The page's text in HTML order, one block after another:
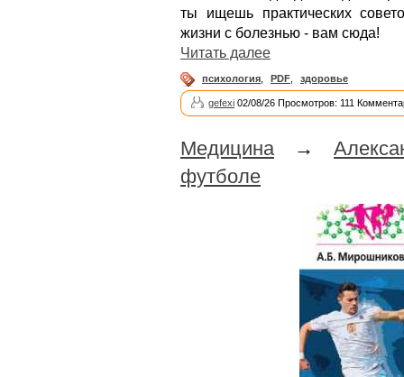
ты ищешь практических
жизни с болезнью - вам сюда!
Читать далее
психология PDF здоровье
gefexi 02/08/26 Просмотров: 111
Медицина→
футболе